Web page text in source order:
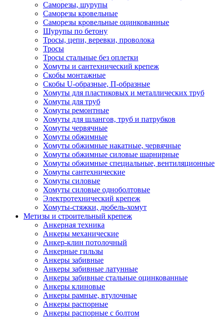
Саморезы, шурупы
Саморезы кровельные
Саморезы кровельные оцинкованные
Шурупы по бетону
Тросы, цепи, веревки, проволока
Тросы
Тросы стальные без оплетки
Хомуты и сантехнический крепеж
Скобы монтажные
Скобы U-образные, П-образные
Хомуты для пластиковых и металлических труб
Хомуты для труб
Хомуты ремонтные
Хомуты для шлангов, труб и патрубков
Хомуты червячные
Хомуты обжимные
Хомуты обжимные накатные, червячные
Хомуты обжимные силовые шарнирные
Хомуты обжимные специальные, вентиляционные
Хомуты сантехнические
Хомуты силовые
Хомуты силовые одноболтовые
Электротехнический крепеж
Хомуты-стяжки, дюбель-хомут
Метизы и строительный крепеж
Анкерная техника
Анкеры механические
Анкер-клин потолочный
Анкерные гильзы
Анкеры забивные
Анкеры забивные латунные
Анкеры забивные стальные оцинкованные
Анкеры клиновые
Анкеры рамные, втулочные
Анкеры распорные
Анкеры распорные с болтом